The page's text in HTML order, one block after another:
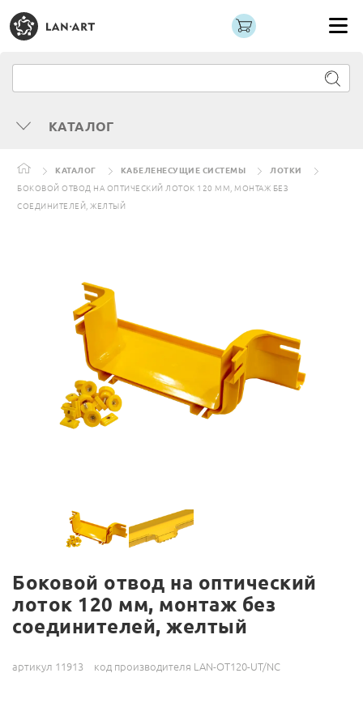
КАТАЛОГ
КАТАЛОГ КАБЕЛЕНЕСУЩИЕ СИСТЕМЫ
ЛОТКИ
БОКОВОЙ ОТВОД НА ОПТИЧЕСКИЙ ЛОТОК 120 ММ, МОНТАЖ БЕЗ
СОЕДИНИТЕЛЕЙ, ЖЕЛТЫЙ
Боковой отвод на оптический
лоток 120 мм, монтаж без
соединителей, желтый
артикул 11913 код производителя LAN-OT120-UT/NC